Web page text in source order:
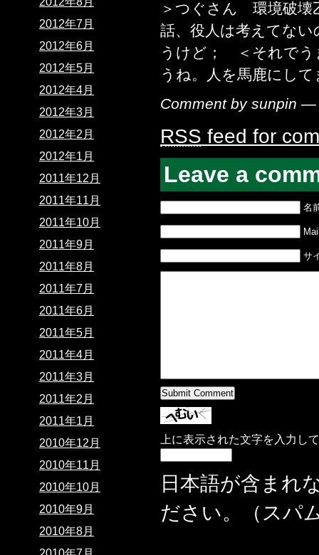
＞つぐさん 環境破壊
話、役人は考えてな
うけど； ＜それでう
うね。人を馬鹿にし
Comment by sunpin
RSS feed for
Leave a
名
サ
上に表示された文字を入力し
日本語が含まれ
ださい。（スパ
2012年7月
2012年6月
2012年5月
2012年4月
2012年3月
2012年2月
2012年1月
2011年12月
2011年11月
2011年10月
2011年9月
2011年8月
2011年7月
2011年6月
2011年5月
2011年4月
2011年3月
2011年2月
2011年1月
2010年12月
2010年11月
2010年10月
2010年9月
2010年8月